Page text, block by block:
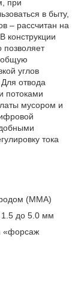
при
в быту,
– рассчитан на
конструкции
позволяет
общую
углов
отвода
потоками
мусором и
тока
(MMA)
1.5 до 5.0 мм
«форсаж